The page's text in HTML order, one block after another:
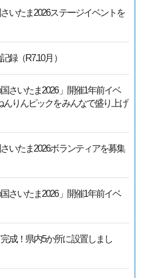
いたま2026ステージイベントを
録（R7.10月）
さいたま2026」開催1年前イベ
んりんピックをみんなで盛り上げ
いたま2026ボランティアを募集
さいたま2026」開催1年前イベ
成！県内5か所に設置しまし